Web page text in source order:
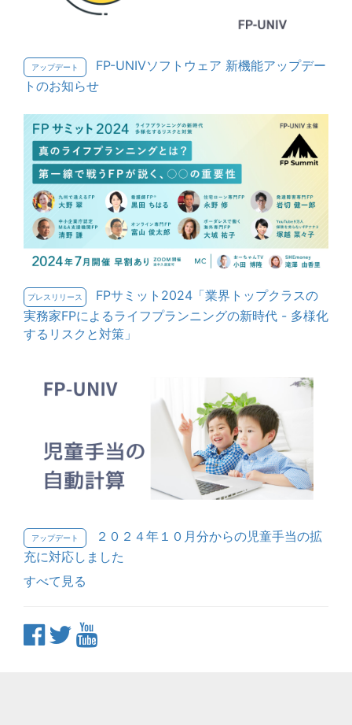
アップデート
FP-UNIVソフトウェア 新機能アップデー
トのお知らせ
プレスリリース
FPサミット2024「業界トップクラスの
実務家FPによるライフプランニングの新時代 - 多様化
するリスクと対策」
アップデート
２０２４年１０月分からの児童手当の拡
充に対応しました
すべて見る